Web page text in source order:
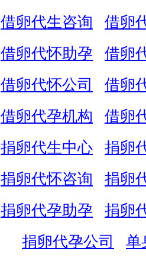
借卵代生咨询
借卵
借卵代怀助孕
借卵
借卵代怀公司
借卵
借卵代孕机构
借卵
捐卵代生中心
捐卵
捐卵代怀咨询
捐卵
捐卵代孕助孕
捐卵
捐卵代孕公司
单